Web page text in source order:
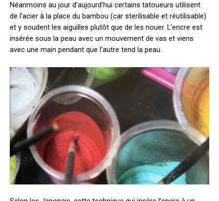
Néanmoins au jour d’aujourd’hui certains tatoueurs utilisent
de l’acier à la place du bambou (car sterilisable et réutilisable)
et y soudent les aiguilles plutôt que de les nouer. L’encre est
insérée sous la peau avec un mouvement de vas et viens
avec une main pendant que l’autre tend la peau.